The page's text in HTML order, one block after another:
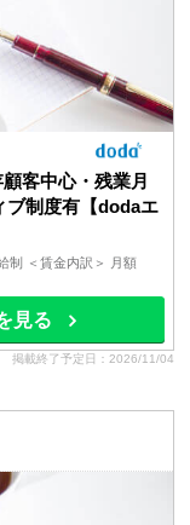
客中心・残業月
ブ制度有【dodaエ
制 ＜賃金内訳＞ 月額
見る
掲載終了予定日：2026/11/04